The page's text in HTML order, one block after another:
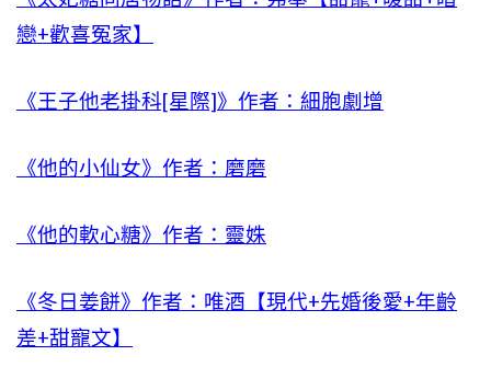
戀+歡喜冤家】
《王子他老掛科[星際]》作者：細胞劇增
《他的小仙女》作者：磨磨
《他的軟心糖》作者：靈姝
《冬日姜餅》作者：唯酒【現代+先婚後愛+年齡
差+甜寵文】